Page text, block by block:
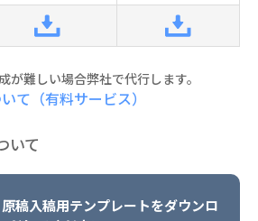
難しい場合弊社で代行します。
て（有料サービス）
いて
稿入稿用テンプレートをダウンロ